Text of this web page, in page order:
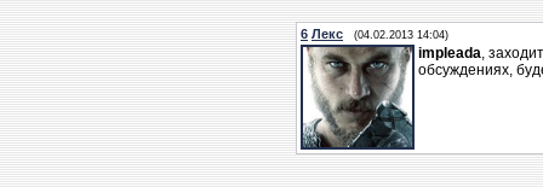
6 Лекс (04.02.2013 14:04)
impleada,
обсуждениях,